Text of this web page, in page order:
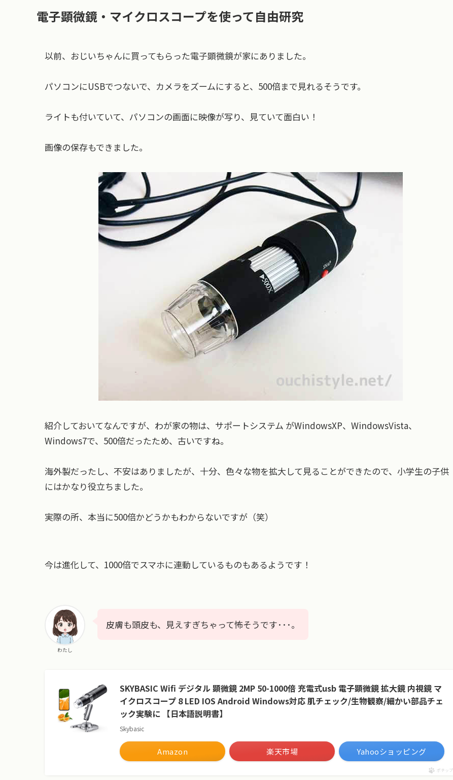
電子顕微鏡・マイクロスコープを使って自由研究
以前、おじいちゃんに買ってもらった電子顕微鏡が家にありました。
パソコンにUSBでつないで、カメラをズームにすると、500倍まで見れるそうです。
ライトも付いていて、パソコンの画面に映像が写り、見ていて面白い！
画像の保存もできました。
紹介しておいてなんですが、わが家の物は、サポートシステム がWindowsXP、WindowsVista、
Windows7で、500倍だったため、古いですね。
海外製だったし、不安はありましたが、十分、色々な物を拡大して見ることができたので、小学生の子供
にはかなり役立ちました。
実際の所、本当に500倍かどうかもわからないですが（笑）
今は進化して、1000倍でスマホに連動しているものもあるようです！
わたし
皮膚も頭皮も、見えすぎちゃって怖そうです･･･。
SKYBASIC Wifi デジタル 顕微鏡 2MP 50-1000倍 充電式usb 電子顕微鏡 拡大鏡 内視鏡 マ
イクロスコープ 8 LED IOS Android Windows対応 肌チェック/生物観察/細かい部品チェ
ック実験に 【日本語説明書】
Skybasic
Amazon 楽天市場 Yahooショッピング
ポチップ